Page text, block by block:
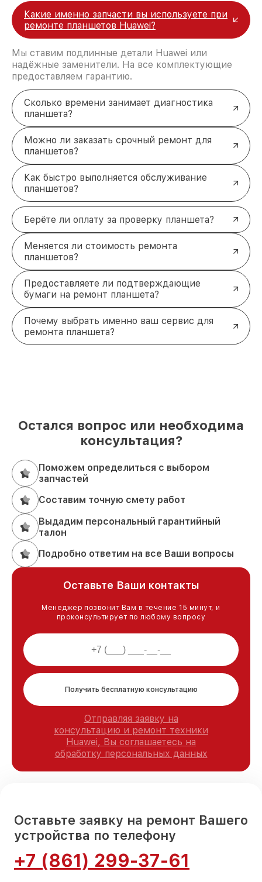
на работы и комплектующие.
Оперативность— ремонт в минимальные
сроки без потери качества.
неисправностей, в том числе бесплатный при
согласии на ремонт.
Оригинальные запчасти
только проверенные комплектующие,
соответствующие стандартам бренда.
Ваш планшет Huawei снова в
работе!
Оставьте заявку прямо сейчас, и мы решим
проблему с вашим устройством. Быстрая
диагностика, качественный ремонт и гарантия —
всё это доступно для вас! Наш менеджер
свяжется с вами в течение 5 минут, чтобы
уточнить детали. +7 (861) 299-37-61 и Северная
улица, 496/2
Какие именно запчасти вы используете при
ремонте планшетов Huawei?
Мы ставим подлинные детали Huawei или
надёжные заменители. На все комплектующие
предоставляем гарантию.
Сколько времени занимает диагностика
планшета?
Можно ли заказать срочный ремонт для
планшетов?
Как быстро выполняется обслуживание
планшетов?
Берёте ли оплату за проверку планшета?
Меняется ли стоимость ремонта
планшетов?
Предоставляете ли подтверждающие
бумаги на ремонт планшета?
Почему выбрать именно ваш сервис для
ремонта планшета?
Остался вопрос или необходима
консультация?
Поможем определиться с выбором
запчастей
Составим точную смету работ
Выдадим персональный гарантийный
талон
Подробно ответим на все Ваши вопросы
Оставьте Ваши контакты
Менеджер позвонит Вам в течение 15 минут, и
проконсультирует по любому вопросу
Получить бесплатную консультацию
Отправляя заявку на
консультацию и ремонт техники
Huawei, Вы соглашаетесь на
обработку персональных данных
Оставьте заявку на ремонт Вашего
устройства по телефону
+7 (861) 299-37-61